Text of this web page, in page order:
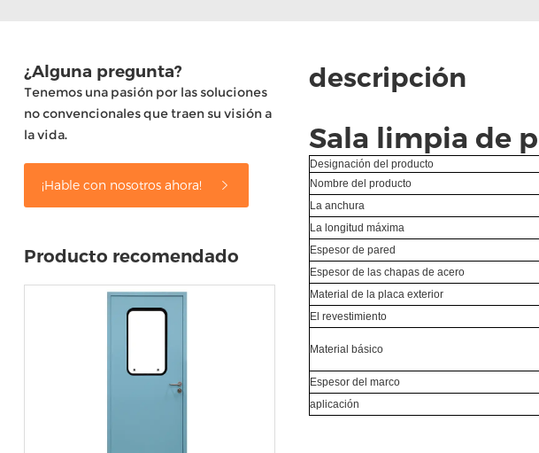
¿Alguna pregunta?
Tenemos una pasión por las soluciones
no convencionales que traen su visión a
la vida.
¡Hable con nosotros ahora!
Producto recomendado
descripción
Sala limpia de
Designación del producto
Nombre del producto
La anchura
La longitud máxima
Espesor de pared
Espesor de las chapas de acero
Material de la placa exterior
El revestimiento
Material básico
Espesor del marco
aplicación